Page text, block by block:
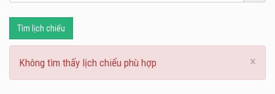
đứng trước lựa chọn là cứu thành phố Textopolis hoặc bị
xóa bỏ vĩnh viễn.
Tìm lịch chiếu
×
Không tìm thấy lịch chiếu phù hợp